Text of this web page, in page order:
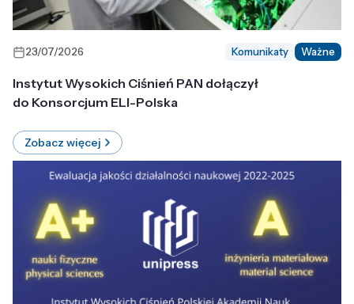
23/07/2026 Komunikaty Ważne
Instytut Wysokich Ciśnień PAN dołączył
do Konsorcjum ELI-Polska
Zobacz więcej